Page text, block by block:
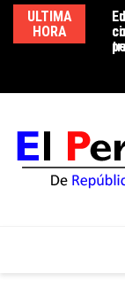
Skip
content
ULTIMA
HORA